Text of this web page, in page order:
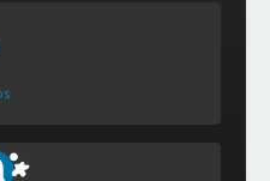
en
Locales.
al alza se mantenga,